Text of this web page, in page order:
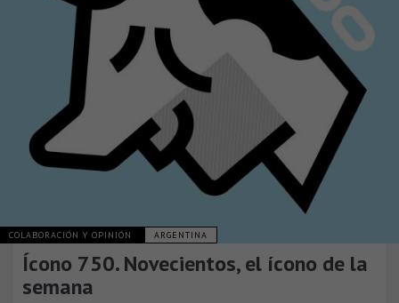
COLABORACIÓN Y OPINIÓN ARGENTINA
Ícono 750. Novecientos, el ícono de la
semana